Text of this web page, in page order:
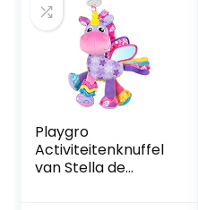
Playgro
Activiteitenknuffel
van Stella de